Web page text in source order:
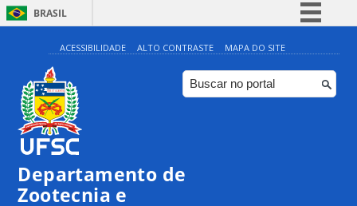
BRASIL
Simplifique!
Comunica BR
Participe
ACESSIBILIDADE ALTO CONTRASTE MAPA DO SITE
Departamento de
Zootecnia e